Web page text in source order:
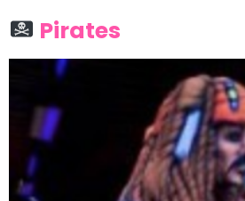
Pirates